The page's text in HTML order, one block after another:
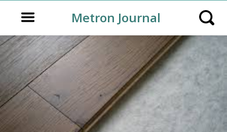
Open main menuMetron Journal Open